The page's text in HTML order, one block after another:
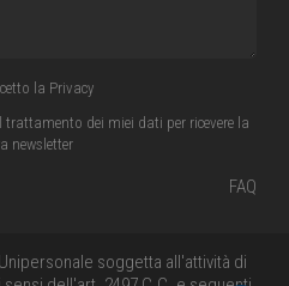
la Privacy
dei miei dati per ricevere la
newsletter
FAQ
soggetta all'attività di